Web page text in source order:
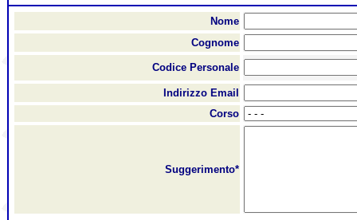
Nome
Cognome
Codice Personale
Indirizzo Email
Corso
Suggerimento*